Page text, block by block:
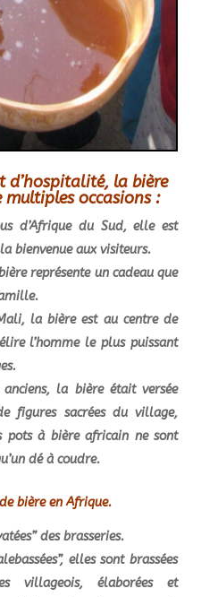
d’hospitalité, la bière
multiples occasions :
d’Afrique du Sud, elle est
bienvenue aux visiteurs.
représente un cadeau que
la bière est au centre de
l’homme le plus puissant
la bière était versée
figures sacrées du village,
pots à bière africain ne sont
dé à coudre.
bière en Afrique.
des brasseries.
elles sont brassées
villageois, élaborées et